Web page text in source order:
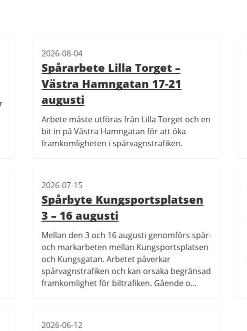
Spårarbete Lilla Torget –
Västra Hamngatan 17-21
augusti
2026-08-04
Arbete måste utföras från Lilla Torget och en
bit in på Västra Hamngatan för att öka
framkomligheten i spårvagnstrafiken.
Spårbyte Kungsportsplatsen
3 – 16 augusti
2026-07-15
Mellan den 3 och 16 augusti genomförs spår-
och markarbeten mellan Kungsportsplatsen
och Kungsgatan. Arbetet påverkar
spårvagnstrafiken och kan orsaka begränsad
framkomlighet för biltrafiken. Gående o…
2026-06-12